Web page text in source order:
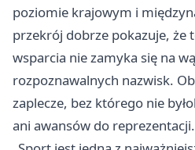
poziomie krajowym i
przekrój dobrze pokazuje, że
wsparcia nie zamyka się na
rozpoznawalnych nazwisk.
zaplecze, bez którego nie
ani awansów do reprezentacji.